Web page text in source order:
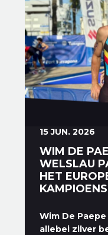
15 JUN. 2026
WIM DE
WELSLAU
HET
Wim De
allebei zilver